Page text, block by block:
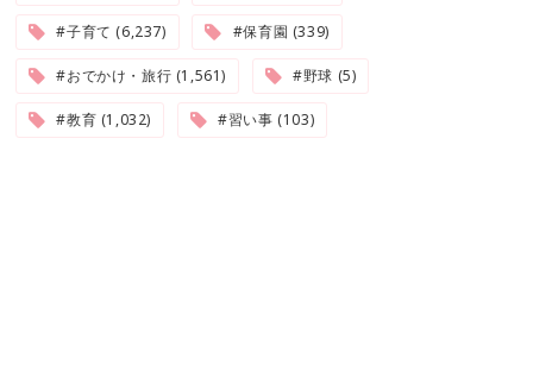
#子育て (6,237) #保育園 (339)
#おでかけ・旅行 (1,561) #野球 (5)
#教育 (1,032) #習い事 (103)